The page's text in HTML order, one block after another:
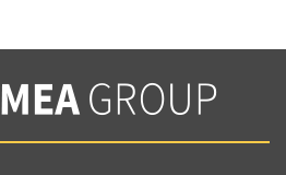
нашей политикой